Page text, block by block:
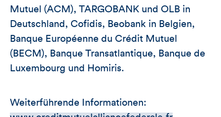
Mutuel (ACM), TARGOBANK und OLB in
Deutschland, Cofidis, Beobank in Belgien,
Banque Européenne du Crédit Mutuel
(BECM), Banque Transatlantique, Banque de
Luxembourg und Homiris.
Weiterführende Informationen: